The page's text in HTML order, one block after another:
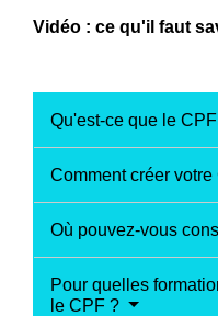
Vidéo : ce qu'il faut
Qu'est-ce que le
Comment créer
Où pouvez-vous
Pour quelles
le CPF ?